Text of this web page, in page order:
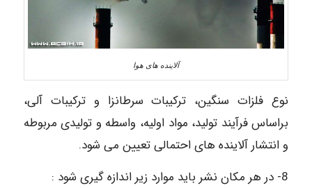
آلاینده های هوا
نوع فلزات سنگین، ترکیبات سرطانزا و ترکیبات آلی،
براساس فرآیند تولید، مواد اولیه، واسطه و تولیدی مربوطه
و انتشار آلاینده های احتمالی تعیین می شود.
8- در هر مکان نشر باید موارد زیر اندازه گیری شود :